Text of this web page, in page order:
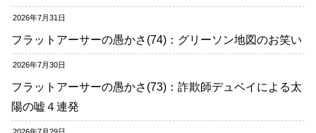
2026年7月31日
フラットアーサーの愚かさ(74)：グリーソン地図のお笑い
2026年7月30日
フラットアーサーの愚かさ(73)：詐欺師デュベイによる太
陽の嘘４連発